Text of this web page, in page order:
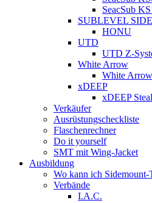
SeacSub
SUBLEVEL
HONU
UTD
UTD Z-
White Arrow
White
xDEEP
xDEEP
Verkäufer
Ausrüstungscheckliste
Flaschenrechner
Do it yourself
SMT mit Wing-Jacket
Ausbildung
Wo kann ich Sidemount-
Verbände
I.A.C.